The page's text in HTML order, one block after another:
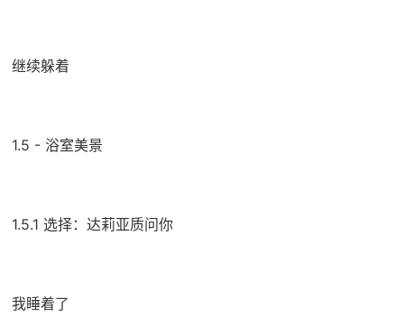
继续躲着
1.5 - 浴室美景
1.5.1 选择：达莉亚质问你
我睡着了